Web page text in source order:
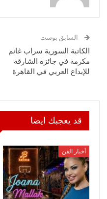
السابق بوست
الكاتبة السورية سراب غانم
مكرمة في جائزة الشارقة
للإبداع العربي في القاهرة
قد يعجبك ايضا
أخبار الفن